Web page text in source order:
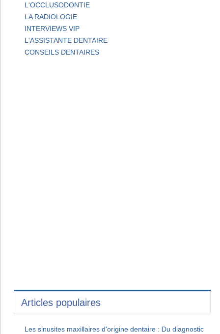
L'OCCLUSODONTIE
LA RADIOLOGIE
INTERVIEWS VIP
L'ASSISTANTE DENTAIRE
CONSEILS DENTAIRES
Articles populaires
Les sinusites maxillaires d'origine dentaire : Du diagnostic